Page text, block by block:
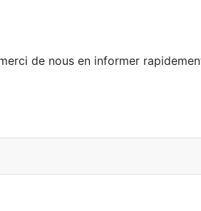
de nous en informer